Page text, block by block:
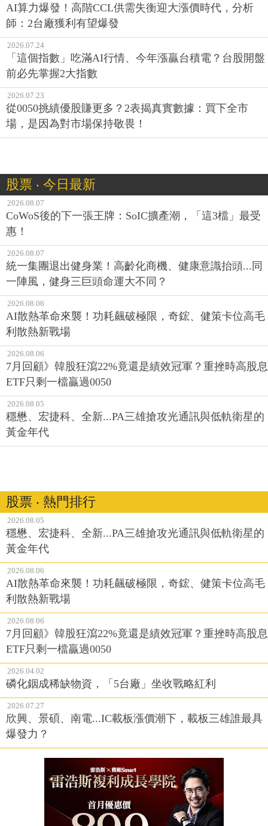
AI算力爆發！高階CCL供需失衡迎大漲價時代，分析
師：2台廠獲利有望爆發
2026.07.24
「這個指數」吃滿AI行情、今年漲贏台積電？台股開盤
前必先掌握2大指數
2026.07.23
從0050挑績優股賺更多？2表揭真實數據：買下全市
場，是因為對市場保持敬畏！
股票 ‧ 今日最新
2026.08.07
CoWoS後的下一張王牌：SoIC擴產潮，「這3檔」最受
惠！
2026.08.07
統一集團退出健身業！高齡化商機、健康意識抬頭...同
一陣風，健身三巨頭命運大不同？
2026.08.06
AI散熱革命來襲！功耗飆破極限，奇鋐、健策卡位高毛
利散熱新戰場
2026.08.06
7月回顧》韓股狂瀉22%竟還是績效冠軍？重挫時高股息
ETF只剩一檔贏過0050
2026.08.05
穩懋、宏捷科、全新...PA三雄搶攻光通訊與低軌衛星的
黃金年代
股票 ‧ 熱門排行
2026.08.05
穩懋、宏捷科、全新...PA三雄搶攻光通訊與低軌衛星的
黃金年代
2026.08.06
AI散熱革命來襲！功耗飆破極限，奇鋐、健策卡位高毛
利散熱新戰場
2026.08.06
7月回顧》韓股狂瀉22%竟還是績效冠軍？重挫時高股息
ETF只剩一檔贏過0050
2026.04.02
磷化銦成稀缺物資，「5台廠」坐收戰略紅利
2026.07.27
欣興、景碩、南電...IC載板漲價潮下，載板三雄誰最具
爆發力？